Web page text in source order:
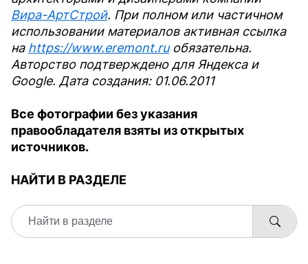
Вира-АртСтрой. При полном или частичном
использовании материалов активная ссылка
на https://www.eremont.ruобязательна.
Авторство подтверждено для Яндекса и
Google. Дата создания: 01.06.2011
Все фотографии без указания
правообладателя взяты из открытых
источников.
НАЙТИ В РАЗДЕЛЕ